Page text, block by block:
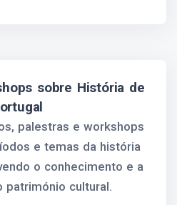
sobre História de
palestras e workshops
e temas da história
o conhecimento e a
património cultural.